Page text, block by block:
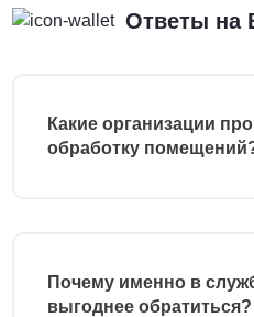
Ответы на
Какие организации
обработку
Почему именно в
выгоднее обратиться?